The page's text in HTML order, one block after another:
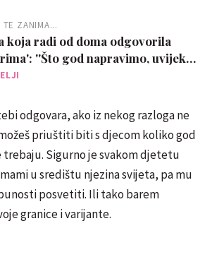
TE ZANIMA...
koja radi od doma odgovorila
''Što god napravimo, uvijek
smeta''
odgovara, ako iz nekog razloga ne
priuštiti biti s djecom koliko god
Sigurno je svakom djetetu
u središtu njezina svijeta, pa mu
posvetiti. Ili tako barem
granice i varijante.